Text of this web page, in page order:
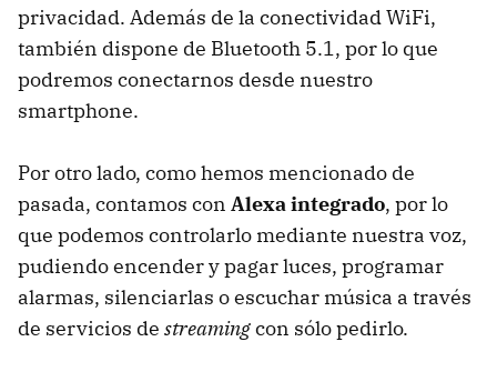
privacidad. Además de la conectividad WiFi,
también dispone de Bluetooth 5.1, por lo que
podremos conectarnos desde nuestro
smartphone.
Por otro lado, como hemos mencionado de
pasada, contamos con Alexa integrado, por lo
que podemos controlarlo mediante nuestra voz,
pudiendo encender y pagar luces, programar
alarmas, silenciarlas o escuchar música a través
de servicios de streamingcon sólo pedirlo.